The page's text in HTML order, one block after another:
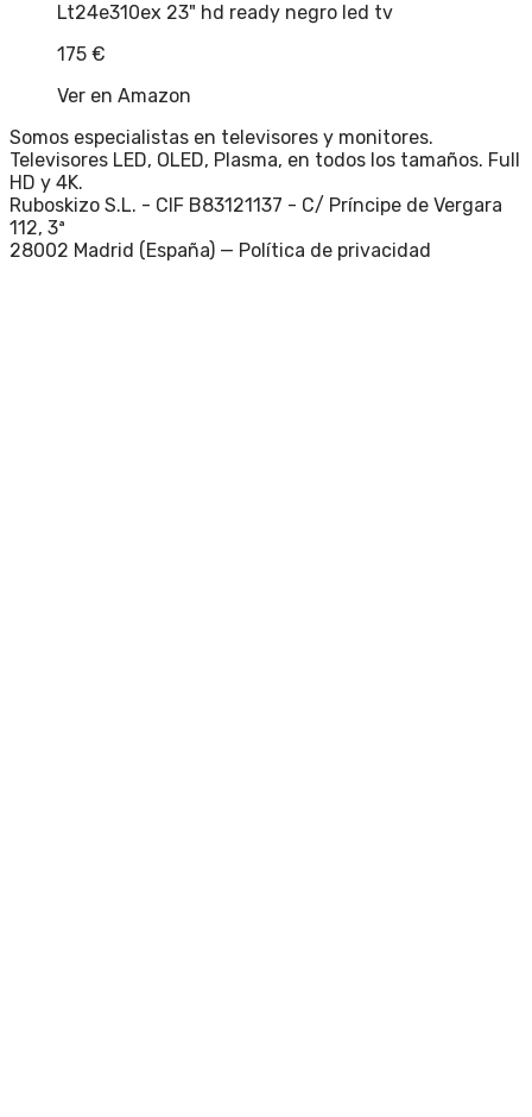
Lt24e310ex 23" hd ready negro led tv
175 €
Ver en Amazon
Somos especialistas en televisores y monitores.
Televisores LED, OLED, Plasma, en todos los tamaños. Full
HD y 4K.
Ruboskizo S.L. - CIF B83121137 - C/ Príncipe de Vergara
112, 3ª
28002 Madrid (España) — Política de privacidad